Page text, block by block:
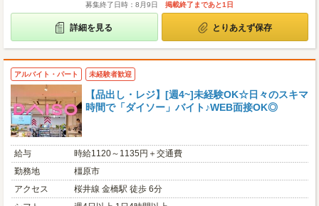
募集終了日時：8月9日 掲載終了まであと1日
詳細を見る とりあえず保存
アルバイト・パート 未経験者歓迎
【品出し・レジ】[週4~]未経験OK☆日々のスキマ
時間で「ダイソー」バイト♪WEB面接OK◎
給与
時給1120～1135円＋交通費
勤務地
橿原市
アクセス
桜井線 金橋駅 徒歩 6分